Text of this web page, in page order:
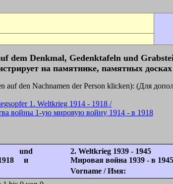
dem Denkmal, Gedenktafeln und
на памятнике, памятных
auf den Nachnamen der Person klicken): (Для
1. Weltkrieg 1914 - 1918 /
войны 1-ую мировую войну 1914 - в 1918
und
1918 и
2. Weltkrieg 1939 - 1945
Мировая война 1939 - в 1945
Vorname / Имя: